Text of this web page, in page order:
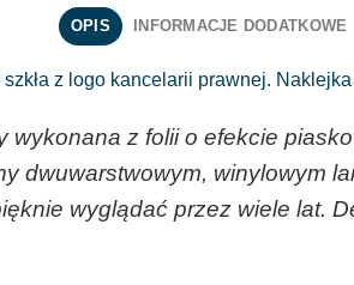
OPIS INFORMACJE DODATKOWE
z logo kancelarii prawnej.
z folii o efekcie
dwuwarstwowym, winylowym
wyglądać przez wiele lat.